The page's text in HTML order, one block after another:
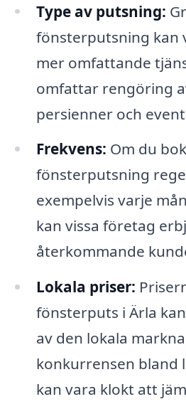
Type av putsning:
fönsterputsning kan
mer omfattande
omfattar rengöring
persienner och
Frekvens: Om du
fönsterputsning
exempelvis varje
kan vissa företag
återkommande
Lokala priser:
fönsterputs i Ärla
av den lokala
konkurrensen bland
kan vara klokt att